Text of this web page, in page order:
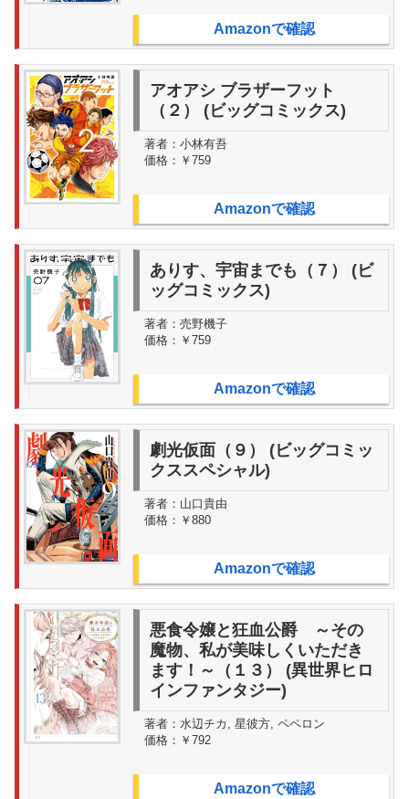
Amazonで確認
アオアシ ブラザーフット
（２） (ビッグコミックス)
著者： 小林有吾
価格： ￥759
Amazonで確認
ありす、宇宙までも（７） (ビ
ッグコミックス)
著者： 売野機子
価格： ￥759
Amazonで確認
劇光仮面（９） (ビッグコミッ
クススペシャル)
著者： 山口貴由
価格： ￥880
Amazonで確認
悪食令嬢と狂血公爵 ～その
魔物、私が美味しくいただき
ます！～（１３） (異世界ヒロ
インファンタジー)
著者： 水辺チカ, 星彼方, ペペロン
価格： ￥792
Amazonで確認